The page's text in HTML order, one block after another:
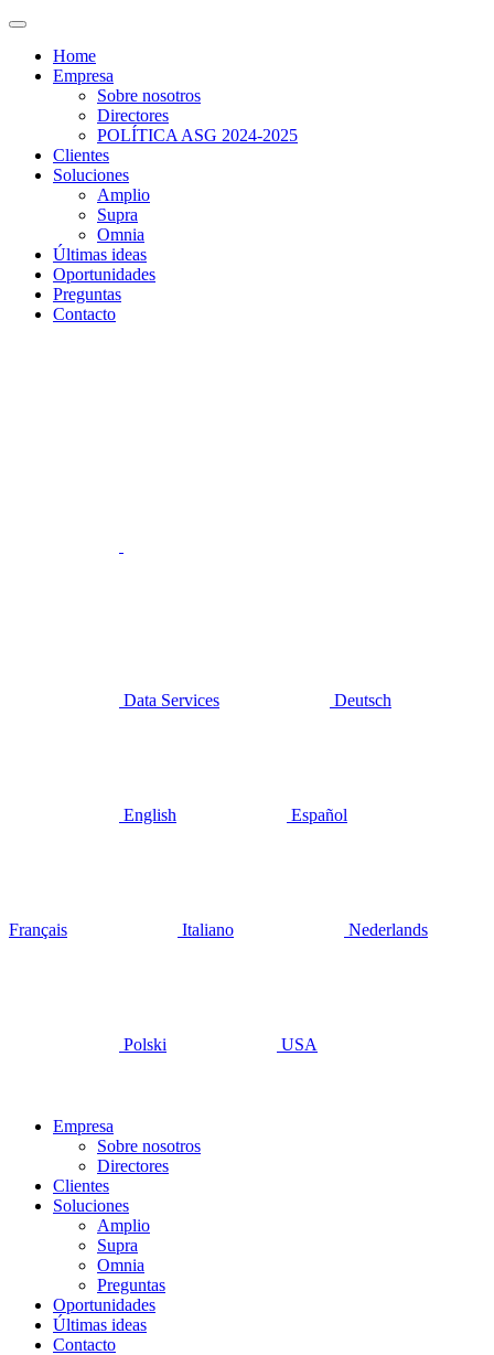
Home
Empresa
Sobre nosotros
Directores
POLÍTICA ASG 2024-2025
Clientes
Soluciones
Amplio
Supra
Omnia
Últimas ideas
Oportunidades
Preguntas
Contacto
Data Services Deutsch
English Español
Français Italiano Nederlands
Polski USA
Empresa
Sobre nosotros
Directores
Clientes
Soluciones
Amplio
Supra
Omnia
Preguntas
Oportunidades
Últimas ideas
Contacto